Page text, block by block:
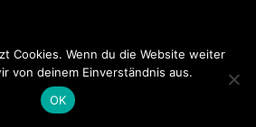
Cookies. Wenn du die Website weiter
von deinem Einverständnis aus.
OK